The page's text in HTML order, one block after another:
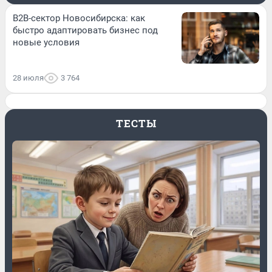
B2B-сектор Новосибирска: как
быстро адаптировать бизнес под
новые условия
28 июля 3 764
ТЕСТЫ